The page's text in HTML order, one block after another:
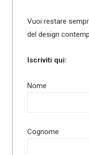
Vuoi restare
del design
Iscriviti qui:
Nome
Cognome